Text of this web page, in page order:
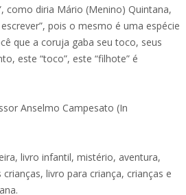
como diria Mário (Menino) Quintana,
pois o mesmo é uma espécie
que a coruja gaba seu toco, seus
este “toco”, este “filhote” é
Anselmo Campesato (In
livro infantil, mistério, aventura,
livro para criança, crianças e